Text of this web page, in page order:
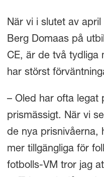
När vi i slutet av
Berg Domaas på
CE, är de två tydliga
har störst
– Oled har ofta legat
prismässigt. När vi
de nya prisnivåerna,
mer tillgängliga för
fotbolls-VM tror jag